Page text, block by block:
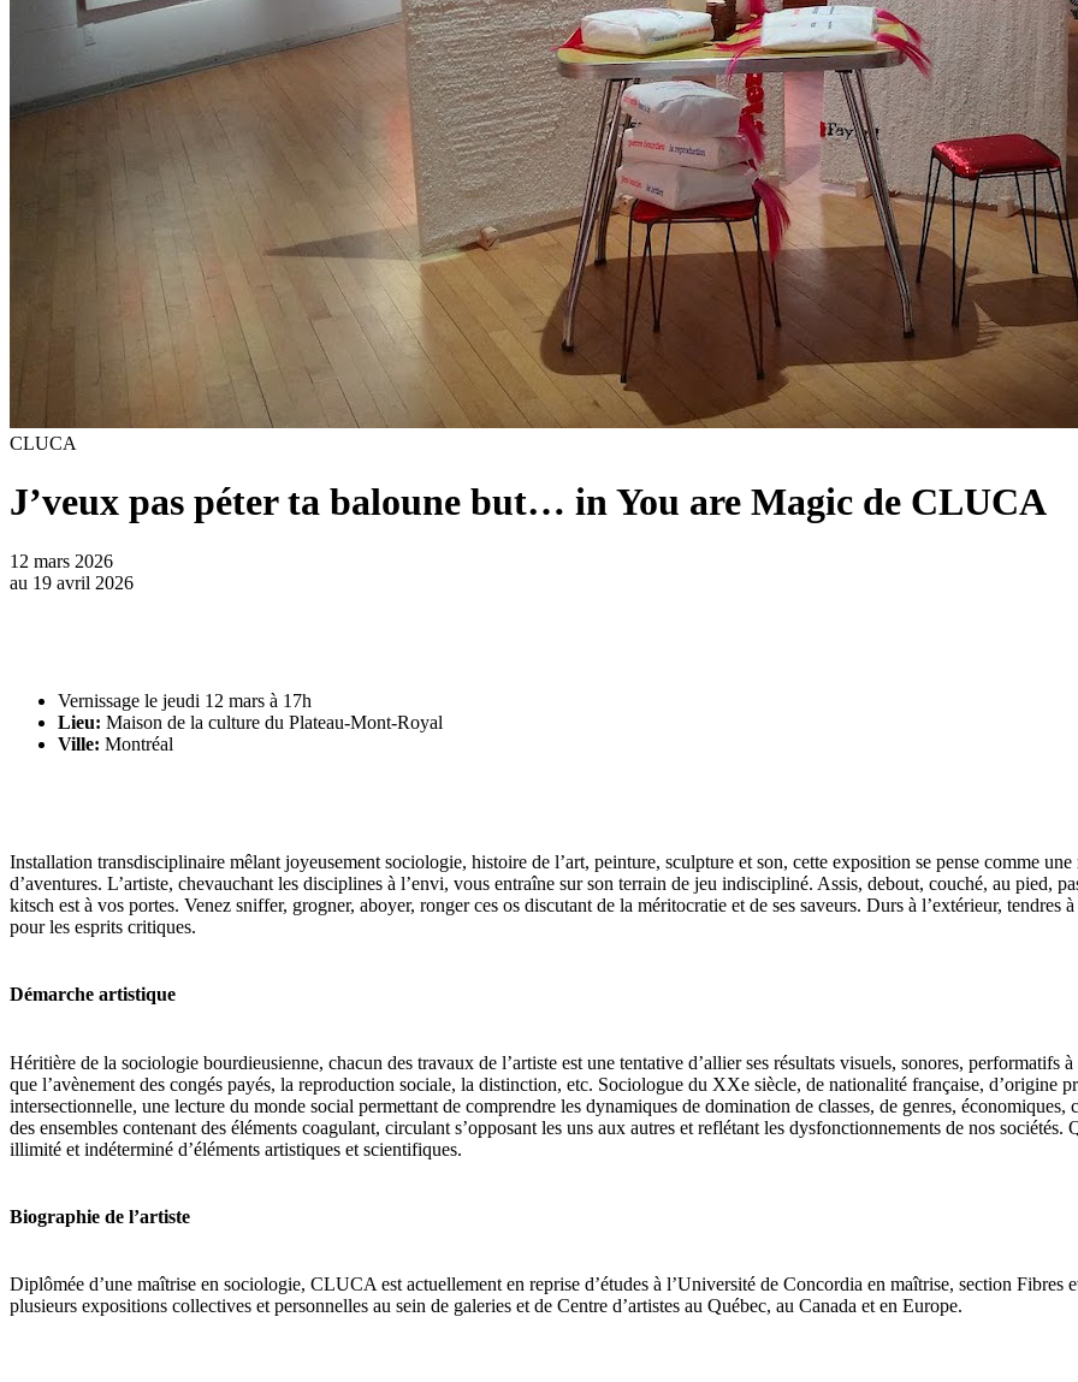
CLUCA
J’veux pas péter ta baloune but… in You are Magic de CLUCA
12 mars 2026
au 19 avril 2026
Vernissage le jeudi 12 mars à 17h
Lieu: Maison de la culture du Plateau-Mont-Royal
Ville: Montréal
Installation transdisciplinaire mêlant joyeusement sociologie, histoire de l’art, peinture, sculpture et son, cette exposition se pense comme
d’aventures. L’artiste, chevauchant les disciplines à l’envi, vous entraîne sur son terrain de jeu indiscipliné. Assis, debout, couché, au pied,
kitsch est à vos portes. Venez sniffer, grogner, aboyer, ronger ces os discutant de la méritocratie et de ses saveurs. Durs à l’extérieur,
pour les esprits critiques.
Démarche artistique
Héritière de la sociologie bourdieusienne, chacun des travaux de l’artiste est une tentative d’allier ses résultats visuels, sonores, performatifs
que l’avènement des congés payés, la reproduction sociale, la distinction, etc. Sociologue du XXe siècle, de nationalité française,
intersectionnelle, une lecture du monde social permettant de comprendre les dynamiques de domination de classes, de genres, économiques,
des ensembles contenant des éléments coagulant, circulant s’opposant les uns aux autres et reflétant les dysfonctionnements de nos
illimité et indéterminé d’éléments artistiques et scientifiques.
Biographie de l’artiste
Diplômée d’une maîtrise en sociologie, CLUCA est actuellement en reprise d’études à l’Université de Concordia en maîtrise, section
plusieurs expositions collectives et personnelles au sein de galeries et de Centre d’artistes au Québec, au Canada et en Europe.